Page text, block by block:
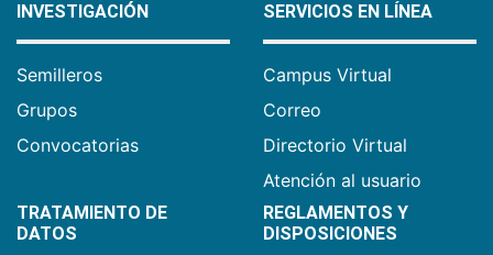
INVESTIGACIÓN
Semilleros
Grupos
Convocatorias
SERVICIOS EN LÍNEA
Campus Virtual
Correo
Directorio Virtual
Atención al usuario
TRATAMIENTO DE
DATOS
REGLAMENTOS Y
DISPOSICIONES